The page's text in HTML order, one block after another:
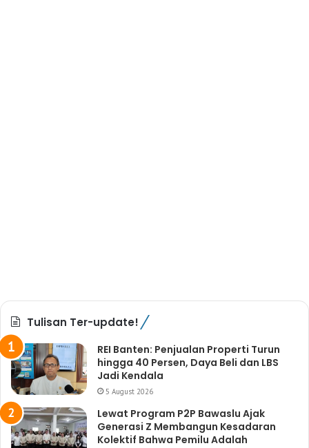
Tulisan Ter-update!
REI Banten: Penjualan Properti Turun
hingga 40 Persen, Daya Beli dan LBS
Jadi Kendala
5 August 2026
Lewat Program P2P Bawaslu Ajak
Generasi Z Membangun Kesadaran
Kolektif Bahwa Pemilu Adalah